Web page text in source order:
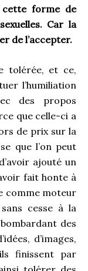
cette forme de
Car la
de l’accepter.
tolérée, et ce,
l’humiliation
des propos
que celle-ci a
de prix sur la
que l’on peut
ajouté un
fait honte à
comme moteur
cesse à la
des
d’images,
finissent par